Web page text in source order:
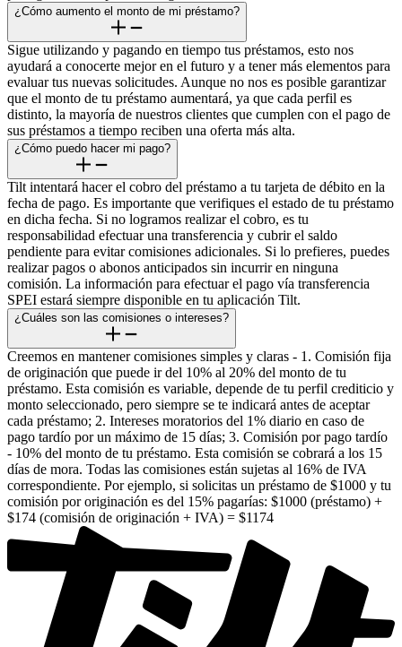
¿Cómo aumento el monto de mi préstamo?
Sigue utilizando y pagando en tiempo tus préstamos, esto nos
ayudará a conocerte mejor en el futuro y a tener más elementos para
evaluar tus nuevas solicitudes. Aunque no nos es posible garantizar
que el monto de tu préstamo aumentará, ya que cada perfil es
distinto, la mayoría de nuestros clientes que cumplen con el pago de
sus préstamos a tiempo reciben una oferta más alta.
¿Cómo puedo hacer mi pago?
Tilt intentará hacer el cobro del préstamo a tu tarjeta de débito en la
fecha de pago. Es importante que verifiques el estado de tu préstamo
en dicha fecha. Si no logramos realizar el cobro, es tu
responsabilidad efectuar una transferencia y cubrir el saldo
pendiente para evitar comisiones adicionales. Si lo prefieres, puedes
realizar pagos o abonos anticipados sin incurrir en ninguna
comisión. La información para efectuar el pago vía transferencia
SPEI estará siempre disponible en tu aplicación Tilt.
¿Cuáles son las comisiones o intereses?
Creemos en mantener comisiones simples y claras - 1. Comisión fija
de originación que puede ir del 10% al 20% del monto de tu
préstamo. Esta comisión es variable, depende de tu perfil crediticio y
monto seleccionado, pero siempre se te indicará antes de aceptar
cada préstamo; 2. Intereses moratorios del 1% diario en caso de
pago tardío por un máximo de 15 días; 3. Comisión por pago tardío
- 10% del monto de tu préstamo. Esta comisión se cobrará a los 15
días de mora. Todas las comisiones están sujetas al 16% de IVA
correspondiente. Por ejemplo, si solicitas un préstamo de $1000 y tu
comisión por originación es del 15% pagarías: $1000 (préstamo) +
$174 (comisión de originación + IVA) = $1174